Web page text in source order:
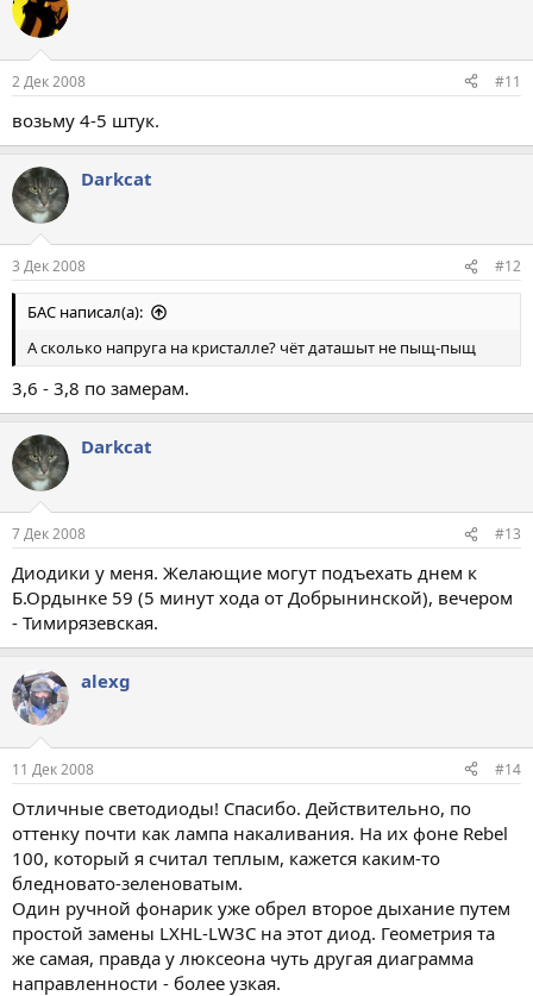
2 Дек 2008 #11
возьму 4-5 штук.
Darkcat
3 Дек 2008 #12
БАС написал(а):
А сколько напруга на кристалле? чёт даташыт не пыщ-пыщ
3,6 - 3,8 по замерам.
Darkcat
7 Дек 2008 #13
Диодики у меня. Желающие могут подъехать днем к
Б.Ордынке 59 (5 минут хода от Добрынинской), вечером
- Тимирязевская.
alexg
11 Дек 2008 #14
Отличные светодиоды! Спасибо. Действительно, по
оттенку почти как лампа накаливания. На их фоне Rebel
100, который я считал теплым, кажется каким-то
бледновато-зеленоватым.
Один ручной фонарик уже обрел второе дыхание путем
простой замены LXHL-LW3C на этот диод. Геометрия та
же самая, правда у люксеона чуть другая диаграмма
направленности - более узкая.